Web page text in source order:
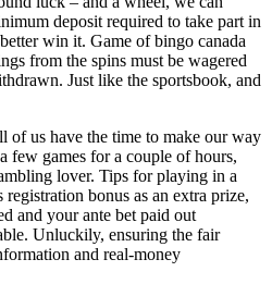
deposit required to take part in
win it. Game of bingo canada
from the spins must be wagered
Just like the sportsbook, and
of us have the time to make our way
few games for a couple of hours,
lover. Tips for playing in a
bonus as an extra prize,
and your ante bet paid out
Unluckily, ensuring the fair
and real-money